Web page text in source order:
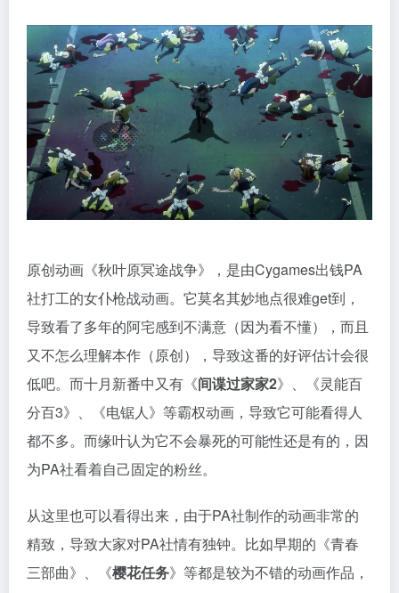
原创动画《秋叶原冥途战争》，是由Cygames出钱PA
社打工的女仆枪战动画。它莫名其妙地点很难get到，
导致看了多年的阿宅感到不满意（因为看不懂），而且
又不怎么理解本作（原创），导致这番的好评估计会很
低吧。而十月新番中又有《间谍过家家2》、《灵能百
分百3》、《电锯人》等霸权动画，导致它可能看得人
都不多。而缘叶认为它不会暴死的可能性还是有的，因
为PA社看着自己固定的粉丝。
从这里也可以看得出来，由于PA社制作的动画非常的
精致，导致大家对PA社情有独钟。比如早期的《青春
三部曲》、《樱花任务》等都是较为不错的动画作品，